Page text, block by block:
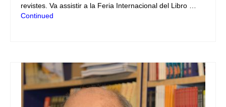
revistes. Va assistir a la Feria Internacional del Libro …
Continued